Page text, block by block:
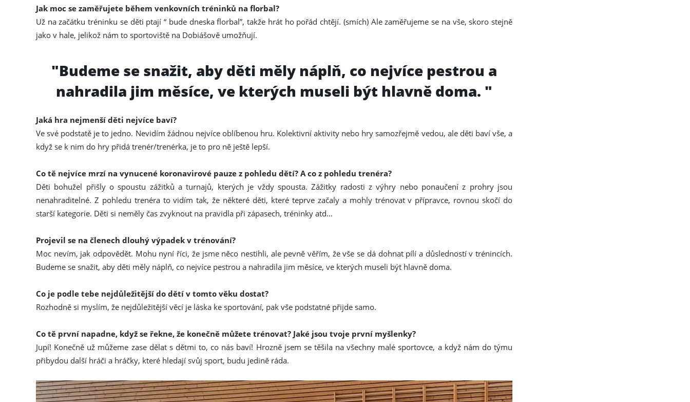
Jak moc se zaměřujete během venkovních tréninků na florbal?
Už na začátku tréninku se děti ptají “ bude dneska florbal”, takže hrát ho pořád chtějí. (smích) Ale zaměřujeme se na vše, skoro stejně
jako v hale, jelikož nám to sportoviště na Dobiášově umožňují.
"Budeme se snažit, aby děti měly náplň, co nejvíce pestrou a
nahradila jim měsíce, ve kterých museli být hlavně doma. "
Jaká hra nejmenší děti nejvíce baví?
Ve své podstatě je to jedno. Nevidím žádnou nejvíce oblíbenou hru. Kolektivní aktivity nebo hry samozřejmě vedou, ale děti baví vše, a
když se k nim do hry přidá trenér/trenérka, je to pro ně ještě lepší.
Co tě nejvíce mrzí na vynucené koronavirové pauze z pohledu dětí? A co z pohledu trenéra?
Děti bohužel přišly o spoustu zážitků a turnajů, kterých je vždy spousta. Zážitky radosti z výhry nebo ponaučení z prohry jsou
nenahraditelné. Z pohledu trenéra to vidím tak, že některé děti, které teprve začaly a mohly trénovat v přípravce, rovnou skočí do
starší kategorie. Děti si neměly čas zvyknout na pravidla při zápasech, tréninky atd…
Projevil se na členech dlouhý výpadek v trénování?
Moc nevím, jak odpovědět. Mohu nyní říci, že jsme něco nestihli, ale pevně věřím, že vše se dá dohnat pílí a důsledností v trénincích.
Budeme se snažit, aby děti měly náplň, co nejvíce pestrou a nahradila jim měsíce, ve kterých museli být hlavně doma.
Co je podle tebe nejdůležitější do dětí v tomto věku dostat?
Rozhodně si myslím, že nejdůležitější věcí je láska ke sportování, pak vše podstatné přijde samo.
Co tě první napadne, když se řekne, že konečně můžete trénovat? Jaké jsou tvoje první myšlenky?
Jupí! Konečně už můžeme zase dělat s dětmi to, co nás baví! Hrozně jsem se těšila na všechny malé sportovce, a když nám do týmu
přibydou další hráči a hráčky, které hledají svůj sport, budu jedině ráda.